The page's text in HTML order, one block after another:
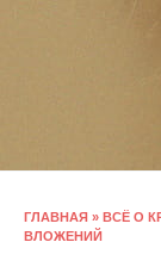
ГЛАВНАЯ » ВСЁ О
ВЛОЖЕНИЙ